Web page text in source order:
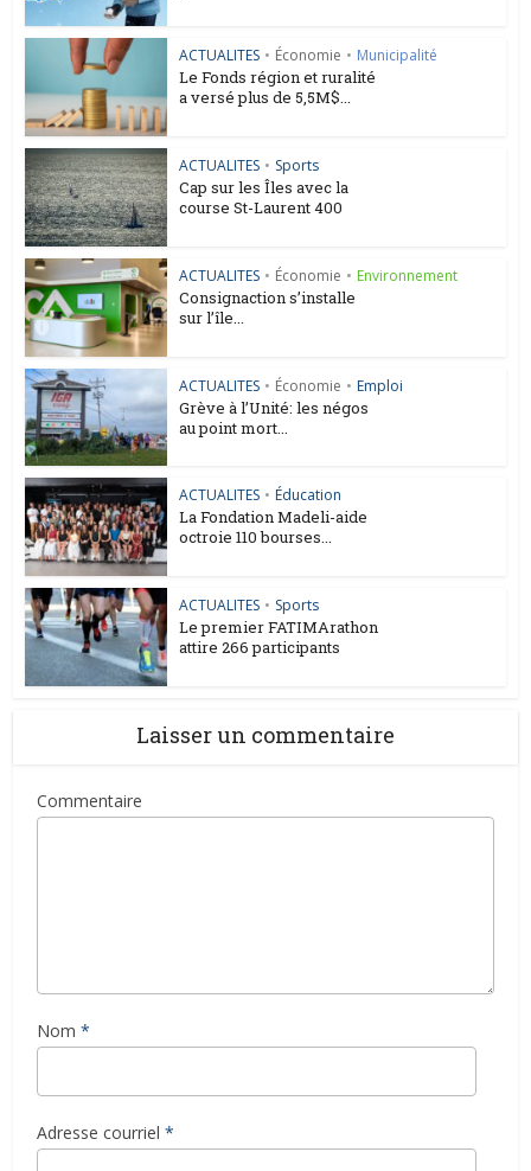
ACTUALITES • Économie • Municipalité
Le Fonds région et ruralité
a versé plus de 5,5M$...
ACTUALITES • Sports
Cap sur les Îles avec la
course St-Laurent 400
ACTUALITES • Économie • Environnement
Consignaction s’installe
sur l’île...
ACTUALITES • Économie • Emploi
Grève à l’Unité: les négos
au point mort...
ACTUALITES • Éducation
La Fondation Madeli-aide
octroie 110 bourses...
ACTUALITES • Sports
Le premier FATIMArathon
attire 266 participants
Laisser un commentaire
Commentaire
Nom *
Adresse courriel *